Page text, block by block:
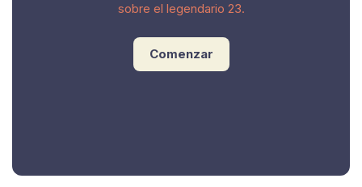
sobre el legendario 23.
Comenzar